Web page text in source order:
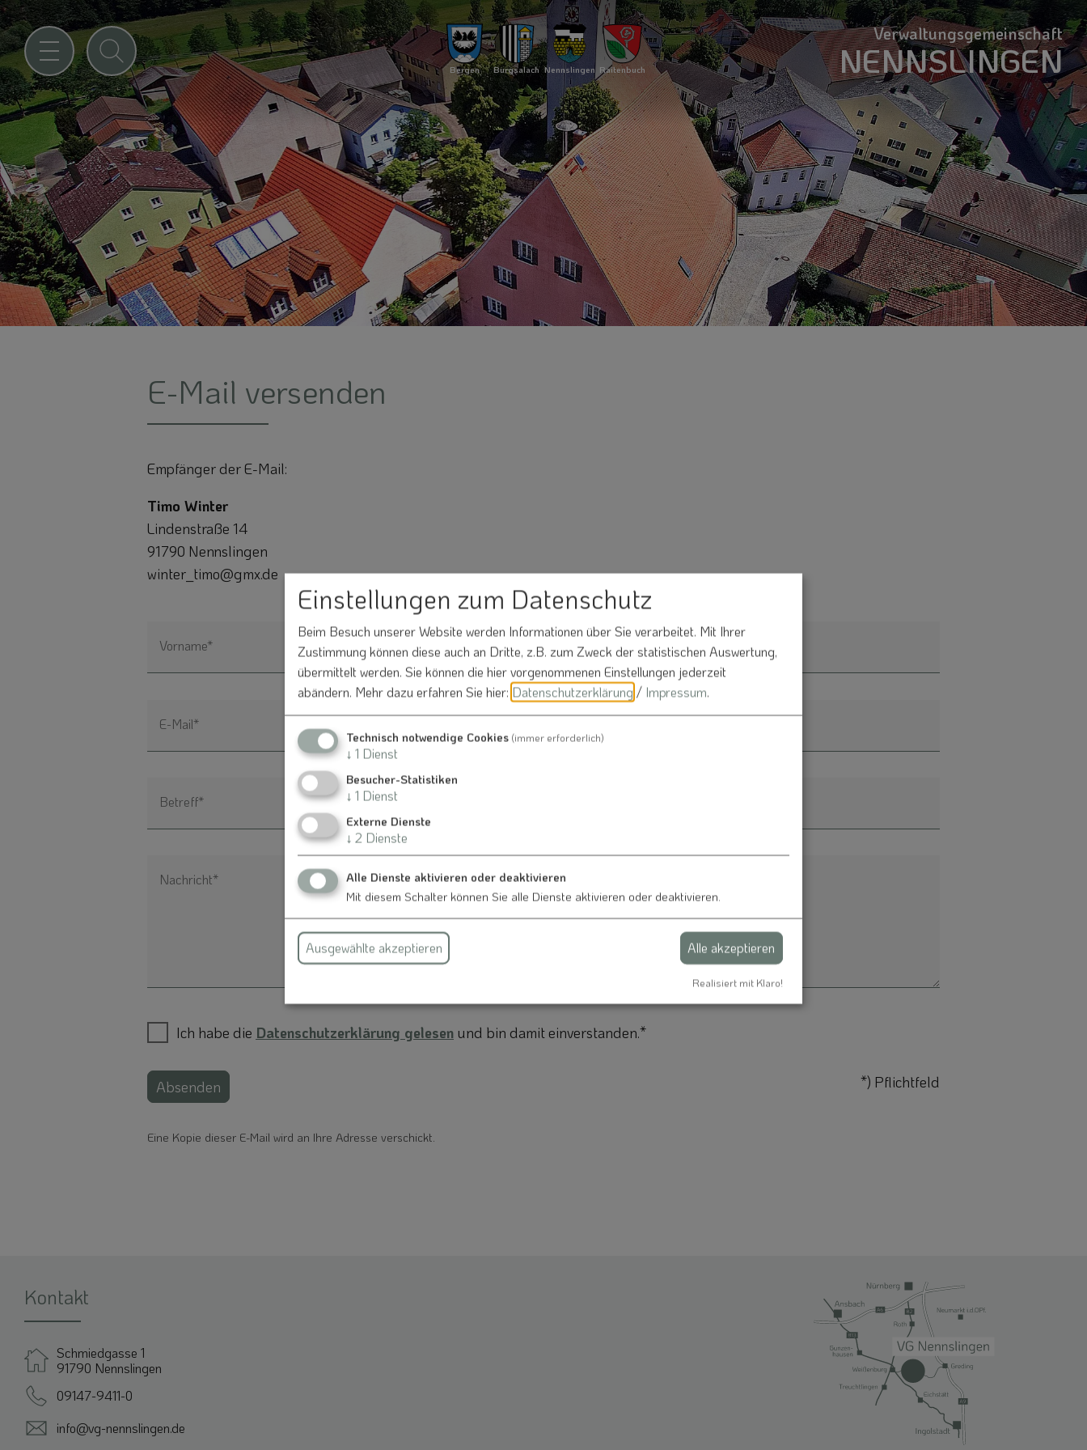
Bergen Burgsalach Nennslingen Raitenbuch
Verwaltungsgemeinschaft
NENNSLINGEN
E-Mail versenden
Empfänger der E-Mail:
Timo Winter
Lindenstraße 14
91790 Nennslingen
winter_timo@gmx.de
Vorname* Nachname*
E-Mail*
Betreff*
Nachricht*
Ich habe die Datenschutzerklärung gelesen und bin damit einverstanden.*
Absenden *) Pflichtfeld
Eine Kopie dieser E-Mail wird an Ihre Adresse verschickt.
Kontakt
Schmiedgasse 1
91790 Nennslingen
09147-9411-0
info@vg-nennslingen.de
Einstellungen zum Datenschutz
Beim Besuch unserer Website werden Informationen über Sie verarbeitet. Mit Ihrer
Zustimmung können diese auch an Dritte, z.B. zum Zweck der statistischen Auswertung,
übermittelt werden. Sie können die hier vorgenommenen Einstellungen jederzeit
abändern. Mehr dazu erfahren Sie hier: Datenschutzerklärung / Impressum.
Technisch notwendige Cookies (immer erforderlich)
↓ 1 Dienst
Besucher-Statistiken
↓ 1 Dienst
Externe Dienste
↓ 2 Dienste
Alle Dienste aktivieren oder deaktivieren
Mit diesem Schalter können Sie alle Dienste aktivieren oder deaktivieren.
Ausgewählte akzeptieren Alle akzeptieren
Realisiert mit Klaro!